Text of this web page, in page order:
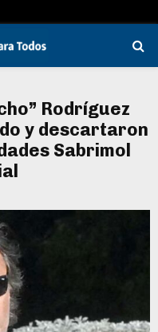
Rodríguez
y descartaron
Sabrimol